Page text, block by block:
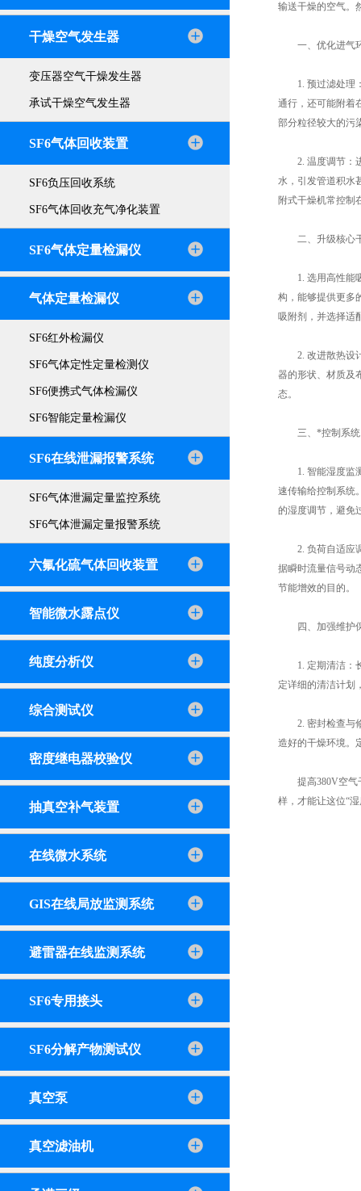
干燥空气发生器
变压器空气干燥发生器
承试干燥空气发生器
SF6气体回收装置
SF6负压回收系统
SF6气体回收充气净化装置
SF6气体定量检漏仪
气体定量检漏仪
SF6红外检漏仪
SF6气体定性定量检测仪
SF6便携式气体检漏仪
SF6智能定量检漏仪
SF6在线泄漏报警系统
SF6气体泄漏定量监控系统
SF6气体泄漏定量报警系统
六氟化硫气体回收装置
智能微水露点仪
纯度分析仪
综合测试仪
密度继电器校验仪
抽真空补气装置
在线微水系统
GIS在线局放监测系统
避雷器在线监测系统
SF6专用接头
SF6分解产物测试仪
真空泵
真空滤油机
输送干燥的空气。
一、优化进气
1. 预过滤处理
通行，还可能附着
部分粒径较大的污
2. 温度调节：进
水，引发管道积水
附式干燥机常控制
二、升级核心
1. 选用高性能吸
构，能够提供更多
吸附剂，并选择适
2. 改进散热设计
器的形状、材质及
态。
三、*控制系统
1. 智能湿度监测
速传输给控制系统
的湿度调节，避免
2. 负荷自适应调
据瞬时流量信号动
节能增效的目的。
四、加强维护
1. 定期清洁：长
定详细的清洁计划
2. 密封检查与修
造好的干燥环境。
提高380V空气干
样，才能让这位“